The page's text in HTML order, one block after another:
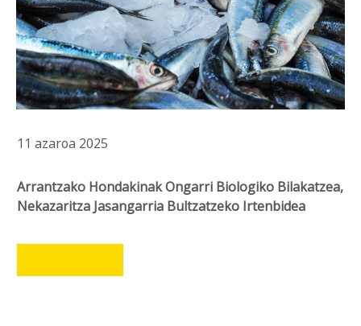
11 azaroa 2025
Arrantzako Hondakinak Ongarri Biologiko Bilakatzea,
Nekazaritza Jasangarria Bultzatzeko Irtenbidea